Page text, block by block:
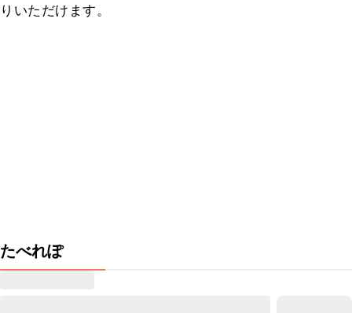
りいただけます。
たべれぽ